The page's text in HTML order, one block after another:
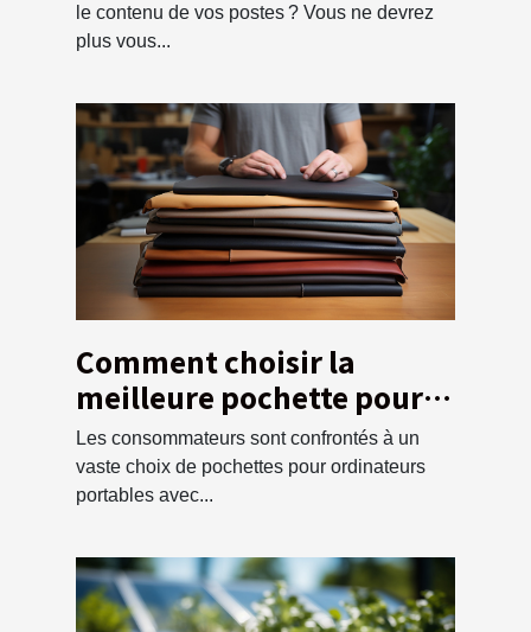
le contenu de vos postes ? Vous ne devrez
plus vous...
Comment choisir la
meilleure pochette pour
votre ordinateur ?
Les consommateurs sont confrontés à un
vaste choix de pochettes pour ordinateurs
portables avec...